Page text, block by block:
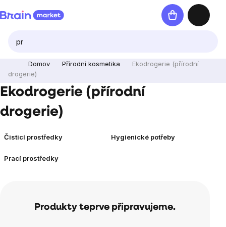
na
Nákupní
košík
Domov Přírodní kosmetika
Ekodrogerie (přírodní
drogerie)
Ekodrogerie (přírodní
drogerie)
Čisticí prostředky Hygienické potřeby
Prací prostředky
Produkty teprve připravujeme.